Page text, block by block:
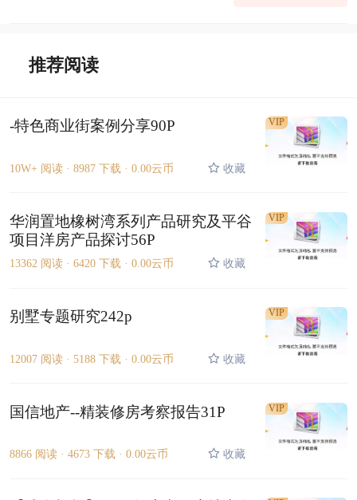
推荐阅读
-特色商业街案例分享90P
10W+ 阅读 · 8987 下载 · 0.00云币 收藏
VIP
华润置地橡树湾系列产品研究及平谷
项目洋房产品探讨56P
13362 阅读 · 6420 下载 · 0.00云币 收藏
VIP
别墅专题研究242p
12007 阅读 · 5188 下载 · 0.00云币 收藏
VIP
国信地产--精装修房考察报告31P
8866 阅读 · 4673 下载 · 0.00云币 收藏
VIP